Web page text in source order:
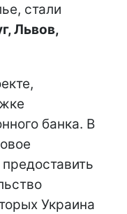
стали
Львов,
банка. В
Украина